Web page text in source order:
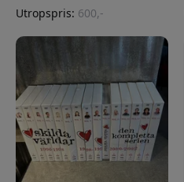
Utropspris: 600,-